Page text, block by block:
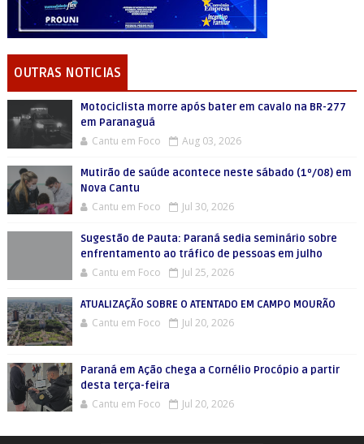
OUTRAS NOTICIAS
Motociclista morre após bater em cavalo na BR-277
em Paranaguá
Cantu em Foco Aug 03, 2026
Mutirão de saúde acontece neste sábado (1º/08) em
Nova Cantu
Cantu em Foco Jul 30, 2026
Sugestão de Pauta: Paraná sedia seminário sobre
enfrentamento ao tráfico de pessoas em julho
Cantu em Foco Jul 25, 2026
ATUALIZAÇÃO SOBRE O ATENTADO EM CAMPO MOURÃO
Cantu em Foco Jul 20, 2026
Paraná em Ação chega a Cornélio Procópio a partir
desta terça-feira
Cantu em Foco Jul 20, 2026